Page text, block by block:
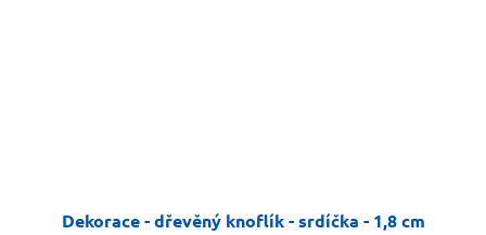
Dekorace - dřevěný knoflík - srdíčka - 1,8 cm